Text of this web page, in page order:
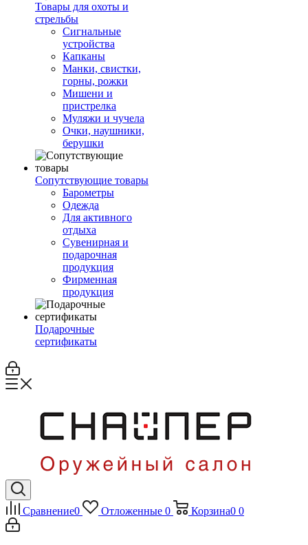
Товары для охоты и
стрельбы
Сигнальные
устройства
Капканы
Манки, свистки,
горны, рожки
Мишени и
пристрелка
Муляжи и чучела
Очки, наушники,
берушки
Сопутствующие товары
Барометры
Одежда
Для активного
отдыха
Сувенирная и
подарочная
продукция
Фирменная
продукция
Подарочные
сертификаты
Сравнение0 Отложенные 0 Корзина0 0